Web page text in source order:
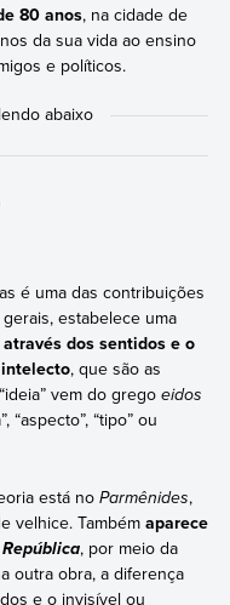
80 anos, na cidade de
da sua vida ao ensino
e políticos.
é uma das contribuições
estabelece uma
dos sentidos e o
, que são as
vem do grego eidos
“aspecto”, “tipo” ou
está no Parmênides,
velhice. Tambémaparece
República, por meio da
outra obra, a diferença
e o invisível ou